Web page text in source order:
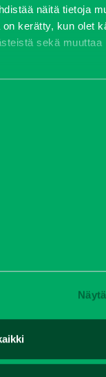
näitä tietoja
kerätty, kun olet
sekä muuttaa